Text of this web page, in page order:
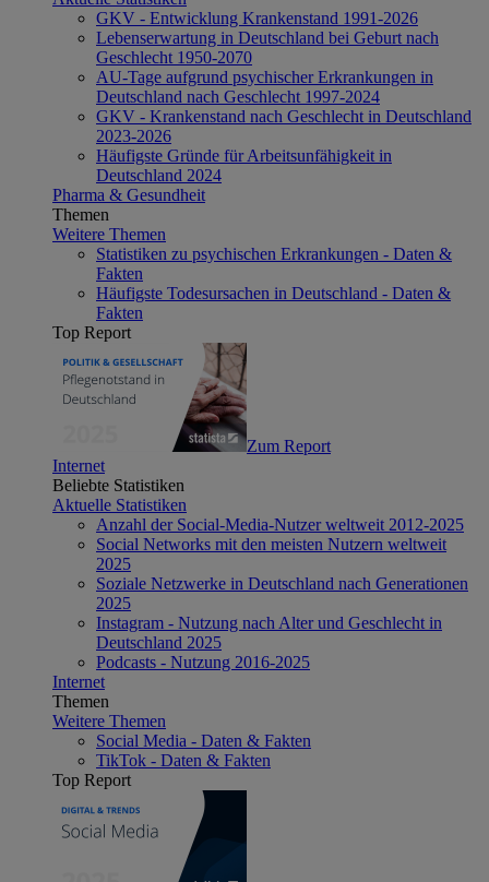
GKV - Entwicklung Krankenstand 1991-2026
Lebenserwartung in Deutschland bei Geburt nach
Geschlecht 1950-2070
AU-Tage aufgrund psychischer Erkrankungen in
Deutschland nach Geschlecht 1997-2024
GKV - Krankenstand nach Geschlecht in Deutschland
2023-2026
Häufigste Gründe für Arbeitsunfähigkeit in
Deutschland 2024
Pharma & Gesundheit
Themen
Weitere Themen
Statistiken zu psychischen Erkrankungen - Daten &
Fakten
Häufigste Todesursachen in Deutschland - Daten &
Fakten
Top Report
Zum Report
Internet
Beliebte Statistiken
Aktuelle Statistiken
Anzahl der Social-Media-Nutzer weltweit 2012-2025
Social Networks mit den meisten Nutzern weltweit
2025
Soziale Netzwerke in Deutschland nach Generationen
2025
Instagram - Nutzung nach Alter und Geschlecht in
Deutschland 2025
Podcasts - Nutzung 2016-2025
Internet
Themen
Weitere Themen
Social Media - Daten & Fakten
TikTok - Daten & Fakten
Top Report